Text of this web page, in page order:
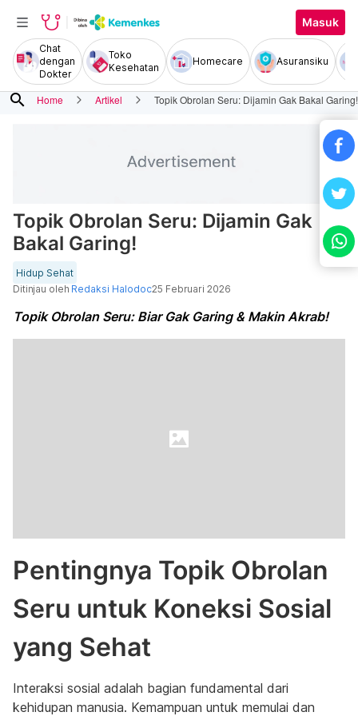
Masuk
Chat
dengan
Dokter
Toko
Kesehatan
Homecare Asuransiku
search Home Artikel Topik Obrolan Seru: Dijamin Gak Bakal Garing!
Topik Obrolan Seru: Dijamin Gak
Bakal Garing!
Hidup Sehat
Ditinjau oleh Redaksi Halodoc25 Februari 2026
Topik Obrolan Seru: Biar Gak Garing & Makin Akrab!
Pentingnya Topik Obrolan
Seru untuk Koneksi Sosial
yang Sehat
Interaksi sosial adalah bagian fundamental dari
kehidupan manusia. Kemampuan untuk memulai dan